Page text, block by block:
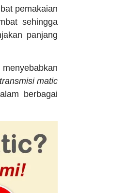
pemakaian
sehingga
panjang
matic
berbagai